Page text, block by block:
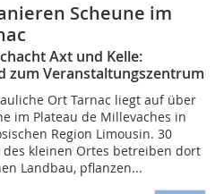
Scheune im
Axt und Kelle:
zum Veranstaltungszentrum
Ort Tarnac liegt auf über
im Plateau de Millevaches in
Region Limousin. 30
des kleinen Ortes betreiben dort
Landbau, pflanzen...